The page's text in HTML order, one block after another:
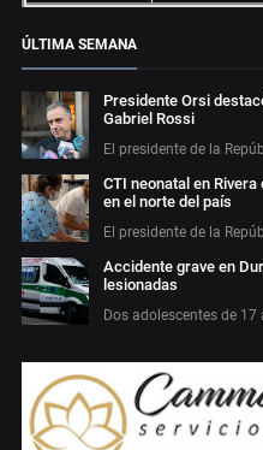
ÚLTIMA SEMANA
Presidente Orsi
Gabriel Rossi
El presidente de la
CTI neonatal en
en el norte del país
El presidente de la
Accidente grave en
lesionadas
Dos adolescentes de